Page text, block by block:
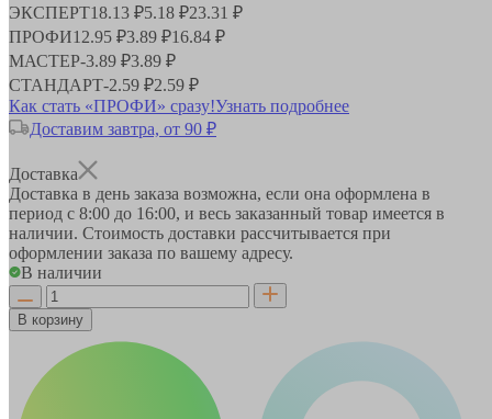
ЭКСПЕРТ18.13 ₽5.18 ₽23.31 ₽
ПРОФИ12.95 ₽3.89 ₽16.84 ₽
МАСТЕР-3.89 ₽3.89 ₽
СТАНДАРТ-2.59 ₽2.59 ₽
Как стать «ПРОФИ» сразу!Узнать подробнее
Доставим завтра, от 90 ₽
Доставка
Доставка в день заказа возможна, если она оформлена в
период с 8:00 до 16:00, и весь заказанный товар имеется в
наличии. Стоимость доставки рассчитывается при
оформлении заказа по вашему адресу.
В наличии
В корзину